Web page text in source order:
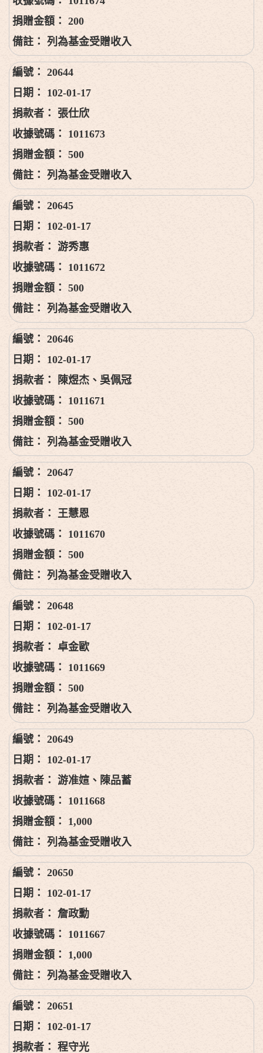
200
列為基金受贈收入
20644
102-01-17
張仕欣
1011673
500
列為基金受贈收入
20645
102-01-17
游秀惠
1011672
500
列為基金受贈收入
20646
102-01-17
陳煜杰、吳佩冠
1011671
500
列為基金受贈收入
20647
102-01-17
王慧恩
1011670
500
列為基金受贈收入
20648
102-01-17
卓金歐
1011669
500
列為基金受贈收入
20649
102-01-17
游准媗、陳品蓄
1011668
1,000
列為基金受贈收入
20650
102-01-17
詹政勳
1011667
1,000
列為基金受贈收入
20651
102-01-17
程守光